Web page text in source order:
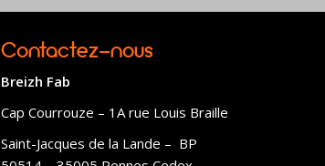
Contactez-nous
Breizh Fab
Cap Courrouze – 1A rue Louis Braille
Saint-Jacques de la Lande – BP